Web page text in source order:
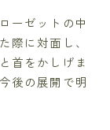
ーゼットの中
際に対面し、
首をかしげま
後の展開で明